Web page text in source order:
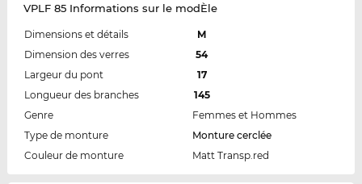
VPLF 85 Informations sur le modÈle
Dimensions et détails
M
Dimension des verres
54
Largeur du pont
17
Longueur des branches
145
Genre
Femmes et Hommes
Type de monture
Monture cerclée
Couleur de monture
Matt Transp.red